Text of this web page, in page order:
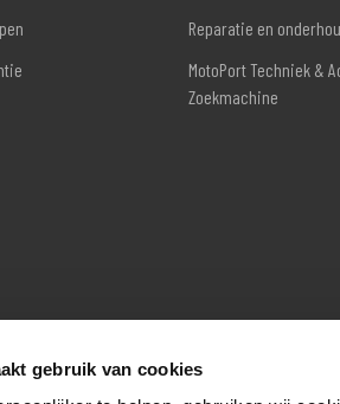
gebruik van cookies
Reparatie en
MotoPort Techniek &
Zoekmachine